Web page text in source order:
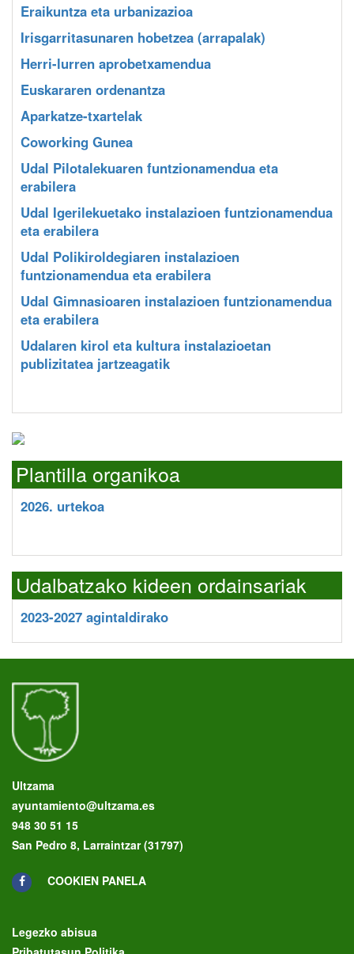
Eraikuntza eta urbanizazioa
Irisgarritasunaren hobetzea (arrapalak)
Herri-lurren aprobetxamendua
Euskararen ordenantza
Aparkatze-txartelak
Coworking Gunea
Udal Pilotalekuaren funtzionamendua eta
erabilera
Udal Igerilekuetako instalazioen funtzionamendua
eta erabilera
Udal Polikiroldegiaren instalazioen
funtzionamendua eta erabilera
Udal Gimnasioaren instalazioen funtzionamendua
eta erabilera
Udalaren kirol eta kultura instalazioetan
publizitatea jartzeagatik
Plantilla organikoa
2026. urtekoa
Udalbatzako kideen ordainsariak
2023-2027 agintaldirako
Ultzama
ayuntamiento@ultzama.es
948 30 51 15
San Pedro 8, Larraintzar (31797)
COOKIEN PANELA
Legezko abisua